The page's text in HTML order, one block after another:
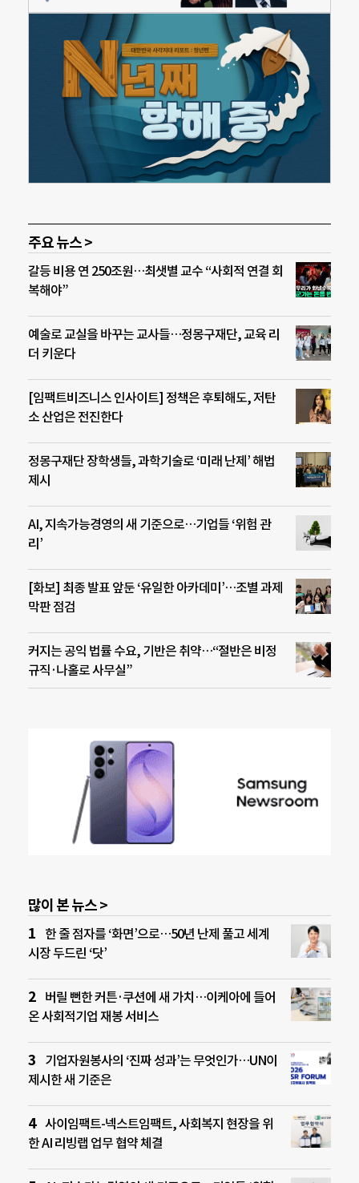
주요 뉴스 >
갈등 비용 연 250조원…최샛별 교수 “사회적 연결 회
복해야”
예술로 교실을 바꾸는 교사들…정몽구재단, 교육 리
더 키운다
[임팩트비즈니스 인사이트] 정책은 후퇴해도, 저탄
소 산업은 전진한다
정몽구재단 장학생들, 과학기술로 ‘미래 난제’ 해법
제시
AI, 지속가능경영의 새 기준으로…기업들 ‘위험 관
리’
[화보] 최종 발표 앞둔 ‘유일한 아카데미’…조별 과제
막판 점검
커지는 공익 법률 수요, 기반은 취약…“절반은 비정
규직·나홀로 사무실”
많이 본 뉴스 >
한 줄 점자를 ‘화면’으로…50년 난제 풀고 세계
시장 두드린 ‘닷’
버릴 뻔한 커튼·쿠션에 새 가치…이케아에 들어
온 사회적기업 재봉 서비스
기업자원봉사의 ‘진짜 성과’는 무엇인가…UN이
제시한 새 기준은
사이임팩트-넥스트임팩트, 사회복지 현장을 위
한 AI 리빙랩 업무 협약 체결